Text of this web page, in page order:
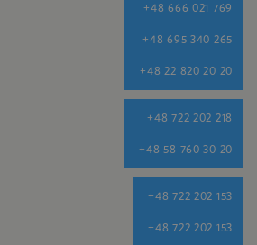
+48 666 021 769
+48 695 340 265
+48 22 820 20 20
+48 722 202 218
+48 58 760 30 20
+48 722 202 153
+48 722 202 153